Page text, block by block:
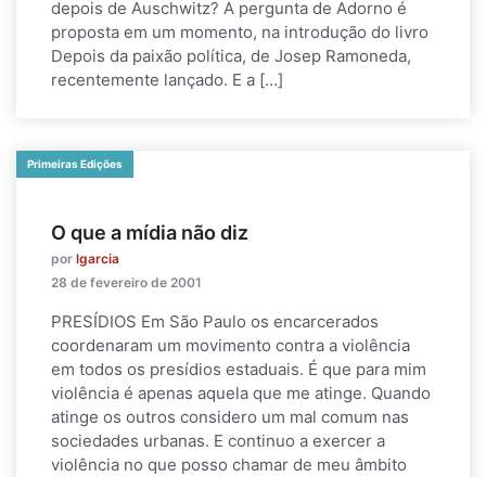
depois de Auschwitz? A pergunta de Adorno é
proposta em um momento, na introdução do livro
Depois da paixão política, de Josep Ramoneda,
recentemente lançado. E a […]
Primeiras Edições
O que a mídia não diz
por lgarcia
28 de fevereiro de 2001
PRESÍDIOS Em São Paulo os encarcerados
coordenaram um movimento contra a violência
em todos os presídios estaduais. É que para mim
violência é apenas aquela que me atinge. Quando
atinge os outros considero um mal comum nas
sociedades urbanas. E continuo a exercer a
violência no que posso chamar de meu âmbito